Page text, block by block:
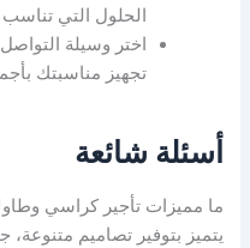
الحلول التي تناسب
اختر وسيلة
تجهيز مناسبتك
أسئلة شائعة
ما مميزات تأجير كراسي
يتميز بتوفير تصاميم